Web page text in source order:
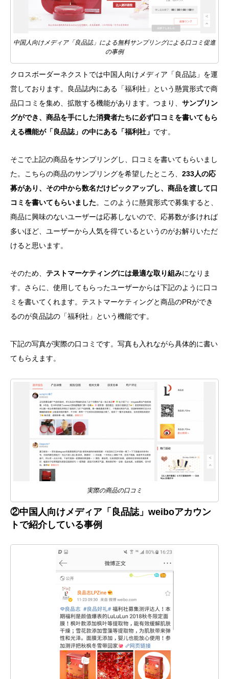
中国人向けメディア「良品誌」による無料サンプリングによる口コミ促進
の事例
クロスボーダーネクストでは中国人向けメディア「良品誌」を運
営しております。良品誌内にある「福利社」という懸賞形式で商
品口コミを集め、拡散する機能があります。つまり、 サンプリン
グができ、商品を手にした消費者たちに必ず口コミを書いてもら
える機能が「良品誌」の中にある「福利社」 です。
そこで上記の商品をサンプリングし、口コミを書いてもらいまし
た。こちらの商品のサンプリングを希望したところ、 233人の応
募があり、その中から数名だけピックアップし、商品を渡して口
コミを書いてもらいました。このように懸賞形式で募集すると、
商品に興味のないユーザーは応募しないので、応募数が多ければ
多いほど、ユーザーから人気を得ているというのがお解りいただ
けると思います。
そのため、 テストマーケティングには最適な取り組みになりま
す。さらに、使用してもらったユーザーからは下記のように口コ
ミを書いてくれます。テストマーケティングと商品のPRができ
るのが良品誌の「福利社」という機能です。
下記の写真が実際の口コミです。写真も入れながら具体的に書い
てもらえます。
実際の商品の口コミ
②中国人向けメディア「良品誌」weiboアカウン
トで紹介している事例